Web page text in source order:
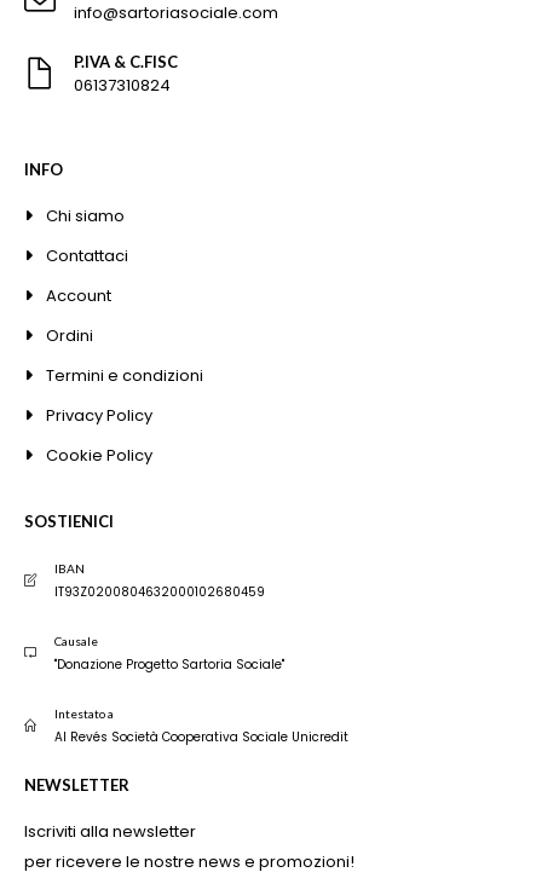
info@sartoriasociale.com
P.IVA & C.FISC
06137310824
INFO
Chi siamo
Contattaci
Account
Ordini
Termini e condizioni
Privacy Policy
Cookie Policy
SOSTIENICI
IBAN
IT93Z0200804632000102680459
Causale
"Donazione Progetto Sartoria Sociale"
Intestato a
Al Revés Società Cooperativa Sociale Unicredit
NEWSLETTER
Iscriviti alla newsletter
per ricevere le nostre news e promozioni!